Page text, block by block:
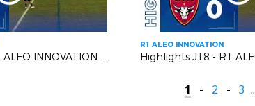
Highlights J19- R1 ALEO INNOVATION | AC Vedène Le Pontet VS AS Cagnes Le Cros
R1 ALEO INNOVATION
1 - 2 - 3